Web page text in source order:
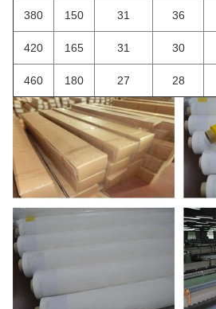
380 150 31 36
420 165 31 30
460 180 27 28